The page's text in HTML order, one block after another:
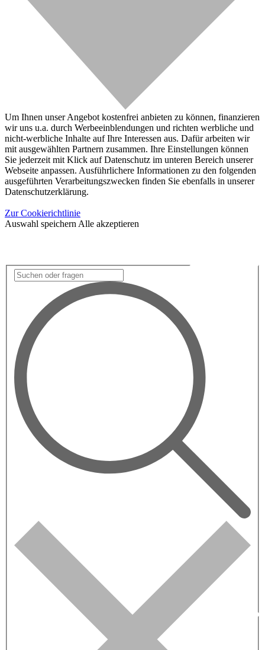
Um Ihnen unser Angebot kostenfrei anbieten zu können, finanzieren
wir uns u.a. durch Werbeeinblendungen und richten werbliche und
nicht-werbliche Inhalte auf Ihre Interessen aus. Dafür arbeiten wir
mit ausgewählten Partnern zusammen. Ihre Einstellungen können
Sie jederzeit mit Klick auf Datenschutz im unteren Bereich unserer
Webseite anpassen. Ausführlichere Informationen zu den folgenden
ausgeführten Verarbeitungszwecken finden Sie ebenfalls in unserer
Datenschutzerklärung.
Zur Cookierichtlinie
Auswahl speichern Alle akzeptieren